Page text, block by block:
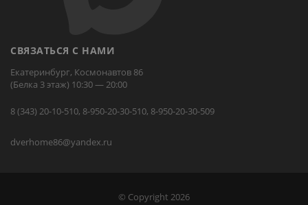
СВЯЗАТЬСЯ С НАМИ
Екатеринбург, Космонавтов 86
(Белка 3 этаж) 10:30 — 20:00
8 (343) 20-10-510, 8-950-20-30-510, 8-950-20-30-509
dverhome86@yandex.ru
© Copyright 2026